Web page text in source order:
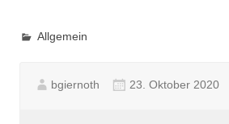
Allgemein
bgiernoth 23. Oktober 2020